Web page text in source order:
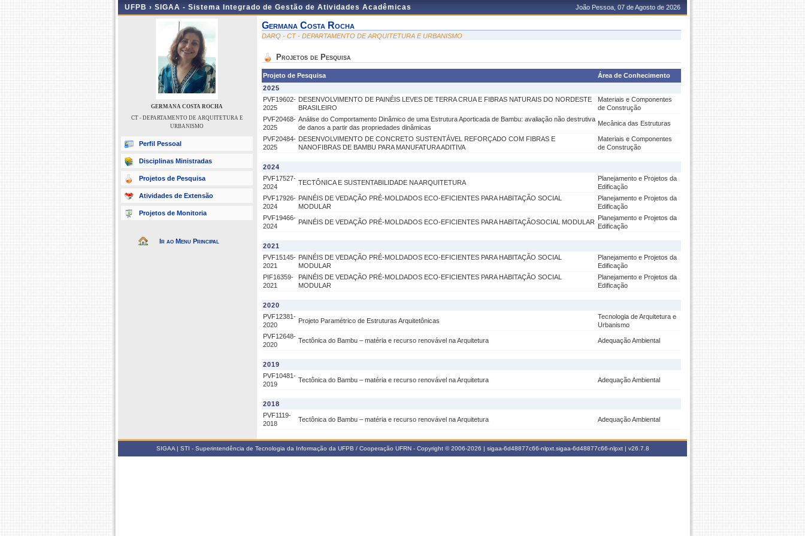
UFPB › SIGAA - Sistema Integrado de Gestão de Atividades Acadêmicas João Pessoa, 07 de Agosto de 2026
GERMANA COSTA ROCHA
CT - DEPARTAMENTO DE ARQUITETURA E
URBANISMO
Perfil Pessoal
Disciplinas Ministradas
Projetos de Pesquisa
Atividades de Extensão
Projetos de Monitoria
Ir ao Menu Principal
Germana Costa Rocha
DARQ - CT - DEPARTAMENTO DE ARQUITETURA E URBANISMO
Projetos de Pesquisa
Projeto de Pesquisa
Área de Conhecimento
2025
PVF19602-
2025
DESENVOLVIMENTO DE PAINÉIS LEVES DE TERRA CRUA E FIBRAS NATURAIS DO NORDESTE
BRASILEIRO
Materiais e Componentes
de Construção
PVF20468-
2025
Análise do Comportamento Dinâmico de uma Estrutura Aporticada de Bambu: avaliação não destrutiva
de danos a partir das propriedades dinâmicas
Mecânica das Estruturas
PVF20484-
2025
DESENVOLVIMENTO DE CONCRETO SUSTENTÁVEL REFORÇADO COM FIBRAS E
NANOFIBRAS DE BAMBU PARA MANUFATURA ADITIVA
Materiais e Componentes
de Construção
2024
PVF17527-
2024
TECTÔNICA E SUSTENTABILIDADE NA ARQUITETURA
Planejamento e Projetos da
Edificação
PVF17926-
2024
PAINÉIS DE VEDAÇÃO PRÉ-MOLDADOS ECO-EFICIENTES PARA HABITAÇÃO SOCIAL
MODULAR
Planejamento e Projetos da
Edificação
PVF19466-
2024
PAINÉIS DE VEDAÇÃO PRÉ-MOLDADOS ECO-EFICIENTES PARA HABITAÇÃOSOCIAL MODULAR
Planejamento e Projetos da
Edificação
2021
PVF15145-
2021
PAINÉIS DE VEDAÇÃO PRÉ-MOLDADOS ECO-EFICIENTES PARA HABITAÇÃO SOCIAL
MODULAR
Planejamento e Projetos da
Edificação
PIF16359-
2021
PAINÉIS DE VEDAÇÃO PRÉ-MOLDADOS ECO-EFICIENTES PARA HABITAÇÃO SOCIAL
MODULAR
Planejamento e Projetos da
Edificação
2020
PVF12381-
2020
Projeto Paramétrico de Estruturas Arquitetônicas
Tecnologia de Arquitetura e
Urbanismo
PVF12648-
2020
Tectônica do Bambu – matéria e recurso renovável na Arquitetura Adequação Ambiental
2019
PVF10481-
2019
Tectônica do Bambu – matéria e recurso renovável na Arquitetura Adequação Ambiental
2018
PVF1119-
2018
Tectônica do Bambu – matéria e recurso renovável na Arquitetura Adequação Ambiental
SIGAA | STI - Superintendência de Tecnologia da Informação da UFPB / Cooperação UFRN - Copyright © 2006-2026 | sigaa-6d48877c66-nlpxt.sigaa-6d48877c66-nlpxt | v26.7.8